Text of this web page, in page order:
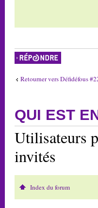
Répondre
Retourner vers Défidéfous
QUI EST
Utilisateurs
invités
Index du forum